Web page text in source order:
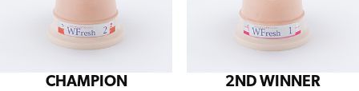
CHAMPION 2ND WINNER